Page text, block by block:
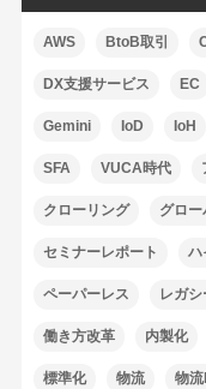
AWS BtoB取引
DX支援サービス EC
Gemini IoD IoH
SFA VUCA時代
クローリング グロー
セミナーレポート ハ
ペーパーレス レガ
働き方改革 内製化
標準化 物流 物